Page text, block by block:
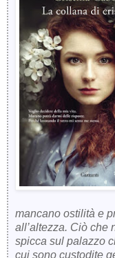
mancano ostilità e
all’altezza. Ciò che
spicca sul palazzo
cui sono custodite